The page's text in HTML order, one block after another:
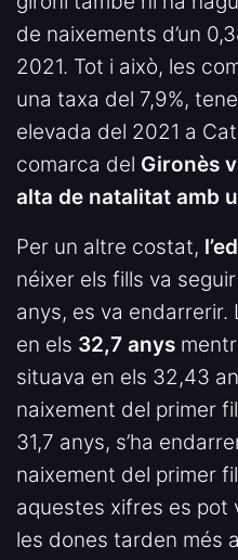
de naixements d’un
2021. Tot i això, les
una taxa del 7,9%,
elevada del 2021 a
comarca del Gironès
alta de natalitat amb
Per un altre costat,
néixer els fills va
anys, es va endarrerir.
en els 32,7 anys
situava en els 32,43
naixement del primer
31,7 anys, s’ha
naixement del primer
aquestes xifres es pot
les dones tarden més